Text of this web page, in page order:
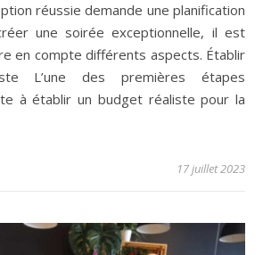
une soirée exceptionnelle, il est
en compte différents aspects. Établir
L’une des premières étapes
à établir un budget réaliste pour la
17 juillet 2023